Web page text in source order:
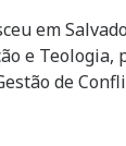
em
e Teologia,
de